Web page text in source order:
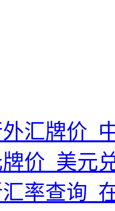
汇牌价_
价_美元
率查询_